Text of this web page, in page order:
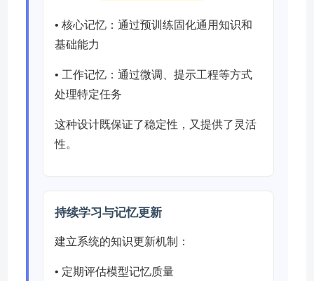
• 核心记忆：通过预训练固化通用知识和
基础能力
• 工作记忆：通过微调、提示工程等方式
处理特定任务
这种设计既保证了稳定性，又提供了灵活
性。
持续学习与记忆更新
建立系统的知识更新机制：
• 定期评估模型记忆质量